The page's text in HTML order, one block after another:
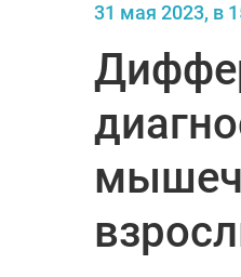
31 мая 2023, в